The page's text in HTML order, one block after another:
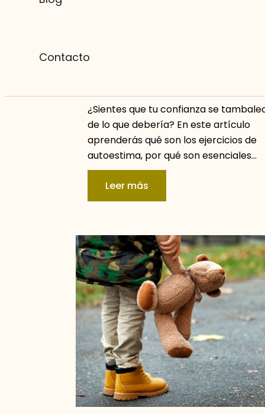
ContactoEMDR para el trauma
¿Sientes que tu confianza se
de lo que debería? En este artículo
aprenderás qué son los ejercicios de
autoestima, por qué son esenciales…
Leer más